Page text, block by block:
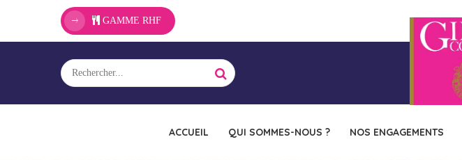
GAMME RHF
ACCUEIL QUI SOMMES-NOUS ? NOS ENGAGEMENTS